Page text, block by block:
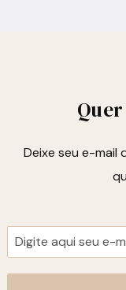
Deixe seu e-mail